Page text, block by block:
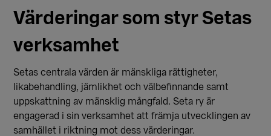
Värderingar som styr Setas
verksamhet
Setas centrala värden är mänskliga rättigheter,
likabehandling, jämlikhet och välbefinnande samt
uppskattning av mänsklig mångfald. Seta ry är
engagerad i sin verksamhet att främja utvecklingen av
samhället i riktning mot dess värderingar.